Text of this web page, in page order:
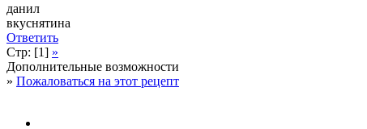
данил
вкуснятина
Ответить
Стр: [1] »
Дополнительные возможности
» Пожаловаться на этот рецепт